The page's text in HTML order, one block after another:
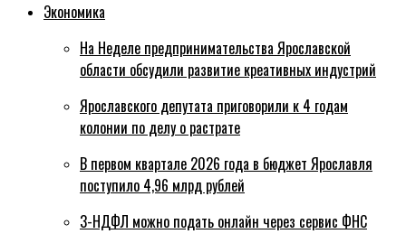
Экономика
На Неделе предпринимательства Ярославской
области обсудили развитие креативных индустрий
Ярославского депутата приговорили к 4 годам
колонии по делу о растрате
В первом квартале 2026 года в бюджет Ярославля
поступило 4,96 млрд рублей
3-НДФЛ можно подать онлайн через сервис ФНС